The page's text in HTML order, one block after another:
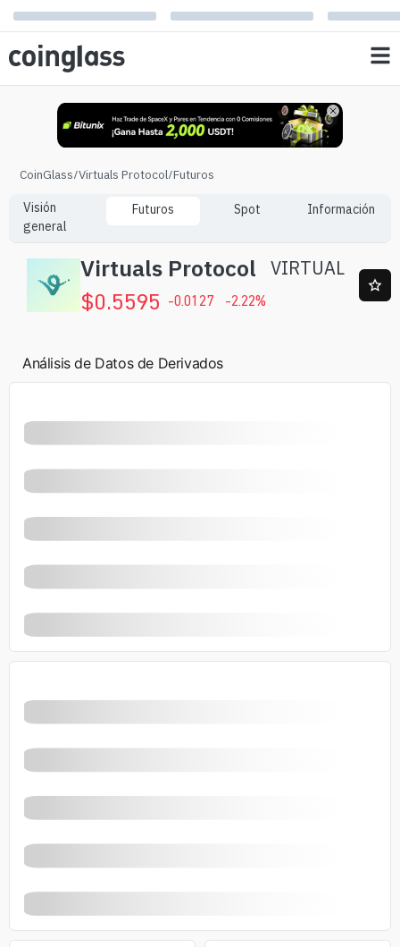
CoinGlass/Virtuals Protocol/Futuros
Visión
general
Futuros Spot Información
Virtuals Protocol VIRTUAL
$0.5595 -0.0127 -2.22%
Análisis de Datos de Derivados